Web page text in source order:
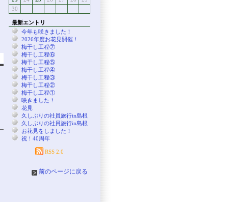
30
最新エントリ
今年も咲きました！
2026年度お花見開催！
梅干し工程⑦
梅干し工程⑥
梅干し工程⑤
梅干し工程④
梅干し工程③
梅干し工程②
梅干し工程①
咲きました！
花見
久しぶりの社員旅行in島根
久しぶりの社員旅行in島根
お花見をしました！
祝！40周年
RSS 2.0
前のページに戻る